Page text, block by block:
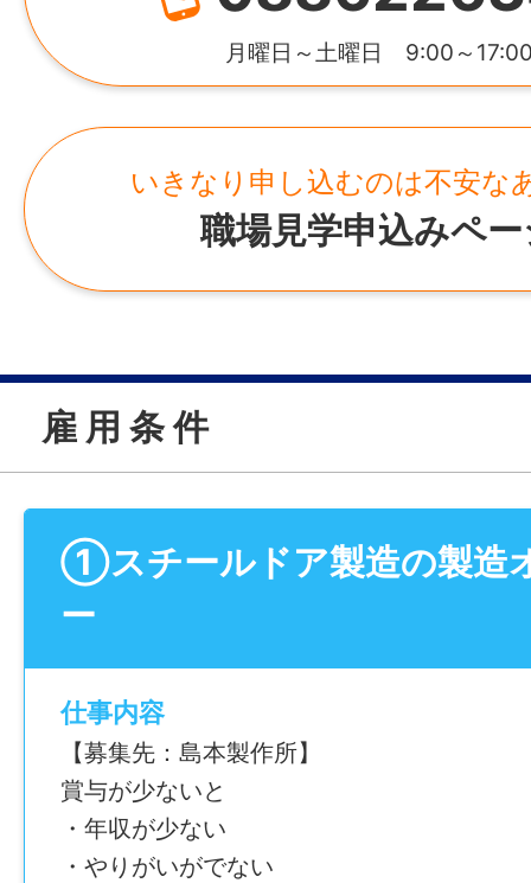
月曜日～土曜日 9:00～
いきなり申し込むのは不安な
職場見学申込みペ
雇 用 条 件
①スチールドア製造の製造
ー
仕事内容
【募集先：島本製作所】
賞与が少ないと
・年収が少ない
・やりがいがでない